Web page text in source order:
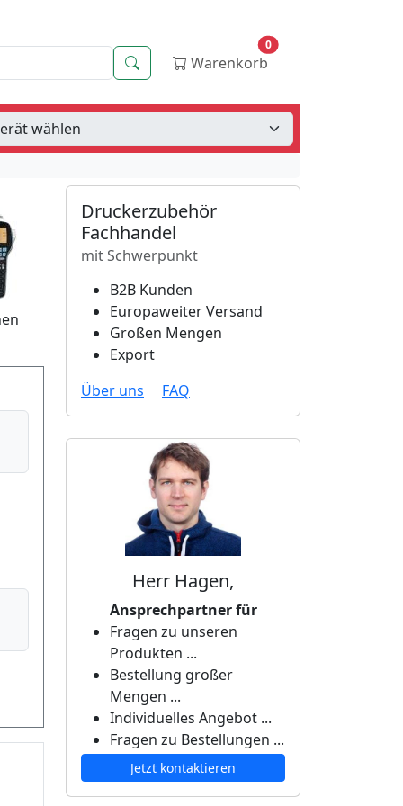
Suche Warenkorb
0
Druckerzubehör
Fachhandel
mit Schwerpunkt
B2B Kunden
Europaweiter Versand
Großen Mengen
Export
Über uns
FAQ
Herr Hagen,
Ansprechpartner für
Fragen zu unseren
Produkten ...
Bestellung großer
Mengen ...
Individuelles Angebot ...
Fragen zu Bestellungen ...
Jetzt kontaktieren